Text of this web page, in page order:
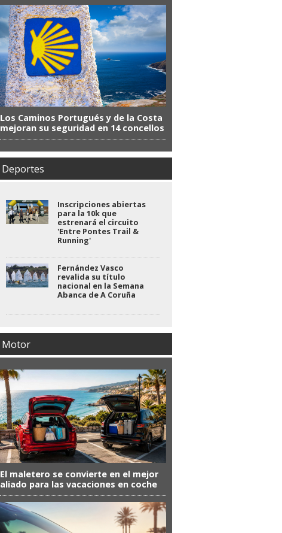
Los Caminos Portugués y de la Costa
mejoran su seguridad en 14 concellos
Deportes
Inscripciones abiertas
para la 10k que
estrenará el circuito
'Entre Pontes Trail &
Running'
Fernández Vasco
revalida su título
nacional en la Semana
Abanca de A Coruña
Motor
El maletero se convierte en el mejor
aliado para las vacaciones en coche